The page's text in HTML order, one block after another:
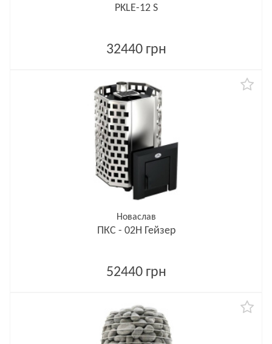
PKLE-12 S
32440 грн
Новаслав
ПКС - 02Н Гейзер
52440 грн